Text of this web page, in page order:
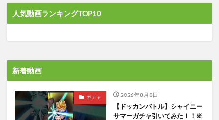
人気動画ランキングTOP10
新着動画
ガチャ 2026年8月8日
【ドッカンバトル】シャイニー
サマーガチャ引いてみた！！※